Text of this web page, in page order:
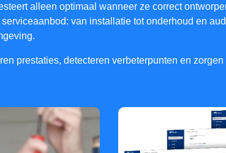
alleen optimaal wanneer ze correct
van installatie tot onderhoud en
prestaties, detecteren verbeterpunten en